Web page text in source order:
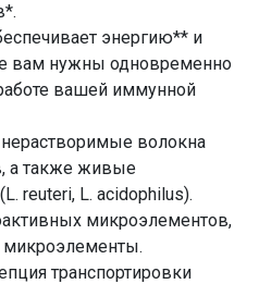
энергию** и
вам нужны одновременно
вашей иммунной
волокна
а также живые
reuteri, L. acidophilus).
микроэлементов,
микроэлементы.
транспортировки